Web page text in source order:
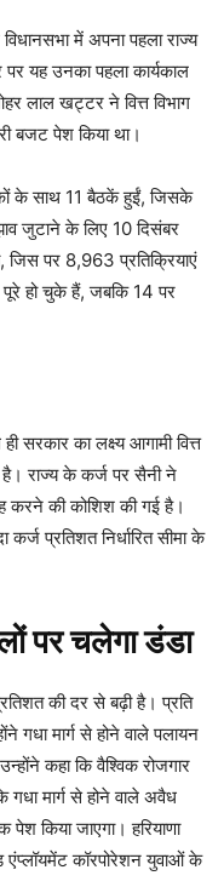
में अपना पहला राज्य
यह उनका पहला कार्यकाल
लाल खट्टर ने वित्त विभाग
बजट पेश किया था।
के साथ 11 बैठकें हुईं, जिसके
जुटाने के लिए 10 दिसंबर
जिस पर 8,963 प्रतिक्रियाएं
पूरे हो चुके हैं, जबकि 14 पर
का लक्ष्य आगामी वित्त
है। राज्य के कर्ज पर सैनी ने
करने की कोशिश की गई है।
कर्ज प्रतिशत निर्धारित सीमा के
पर चलेगा डंडा
की दर से बढ़ी है। प्रति
गधा मार्ग से होने वाले पलायन
कहा कि वैश्विक रोजगार
गधा मार्ग से होने वाले अवैध
किया जाएगा। हरियाणा
कॉरपोरेशन युवाओं के